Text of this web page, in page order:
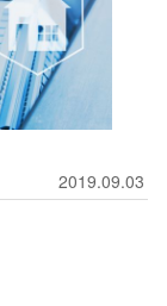
2019.09.03